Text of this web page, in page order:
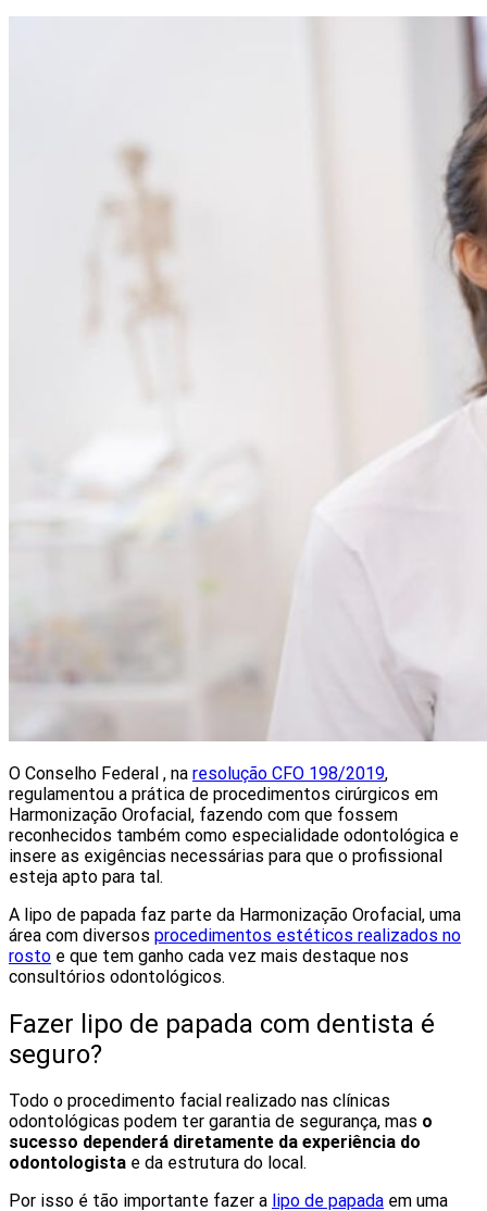
O Conselho Federal , na resolução CFO 198/2019,
regulamentou a prática de procedimentos cirúrgicos em
Harmonização Orofacial, fazendo com que fossem
reconhecidos também como especialidade odontológica e
insere as exigências necessárias para que o profissional
esteja apto para tal.
A lipo de papada faz parte da Harmonização Orofacial, uma
área com diversos procedimentos estéticos realizados no
rosto e que tem ganho cada vez mais destaque nos
consultórios odontológicos.
Fazer lipo de papada com dentista é
seguro?
Todo o procedimento facial realizado nas clínicas
odontológicas podem ter garantia de segurança, mas o
sucesso dependerá diretamente da experiência do
odontologista e da estrutura do local.
Por isso é tão importante fazer a lipo de papada em uma